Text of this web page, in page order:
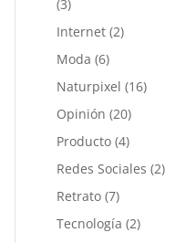
(3)
Internet (2)
Moda (6)
Naturpixel (16)
Opinión (20)
Producto (4)
Redes Sociales (2)
Retrato (7)
Tecnología (2)